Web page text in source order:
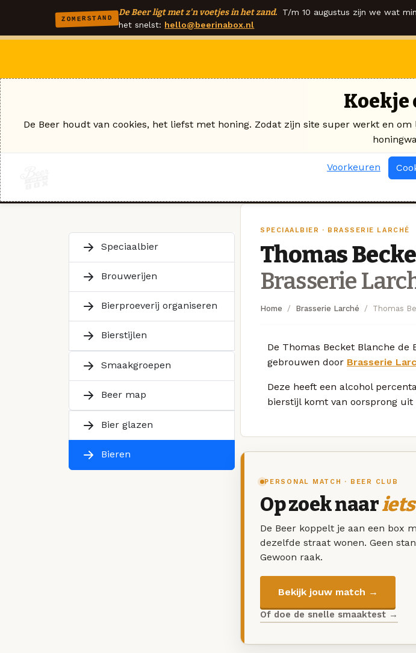
ZOMERSTAND
De Beer ligt met z'n voetjes in het zand.
T/m 10 augustus zijn we wat
het snelst: hello@beerinabox.nl
Speciaalbier
Brouwerijen
Bierproeverij organiseren
Bierstijlen
Smaakgroepen
Beer map
Bier glazen
Bieren
SPECIAALBIER · BRASSERIE LARCHÉ
Thomas
Brasserie
Home Brasserie Larché Thomas
De Thomas Becket Blanche de
gebrouwen door Brasserie
Deze heeft een alcohol
bierstijl komt van oorsprong uit
PERSONAL MATCH · BEER CLUB
Op zoek naar
De Beer koppelt je aan een box
dezelfde straat wonen. Geen
Gewoon raak.
Bekijk jouw match →
Of doe de snelle smaaktest →
Koekje
De Beer houdt van cookies, het liefst met honing. Zodat zijn site super werkt en
Voorkeuren